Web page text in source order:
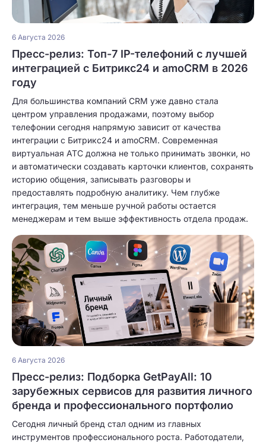
6 Августа 2026
Пресс-релиз: Топ-7 IP-телефоний с лучшей
интеграцией с Битрикс24 и amoCRM в 2026
году
Для большинства компаний CRM уже давно стала
центром управления продажами, поэтому выбор
телефонии сегодня напрямую зависит от качества
интеграции с Битрикс24 и amoCRM. Современная
виртуальная АТС должна не только принимать звонки, но
и автоматически создавать карточки клиентов, сохранять
историю общения, записывать разговоры и
предоставлять подробную аналитику. Чем глубже
интеграция, тем меньше ручной работы остается
менеджерам и тем выше эффективность отдела продаж.
6 Августа 2026
Пресс-релиз: Подборка GetPayAll: 10
зарубежных сервисов для развития личного
бренда и профессионального портфолио
Сегодня личный бренд стал одним из главных
инструментов профессионального роста. Работодатели,